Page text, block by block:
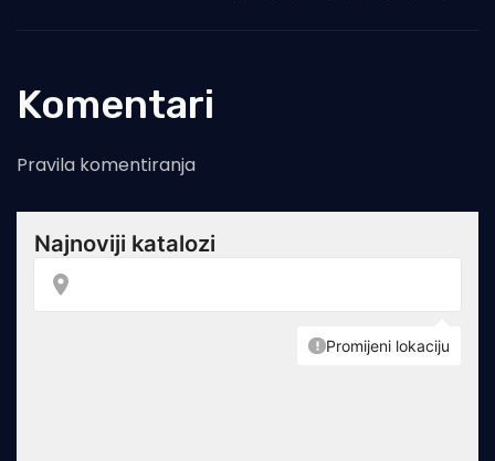
Komentari
Pravila komentiranja